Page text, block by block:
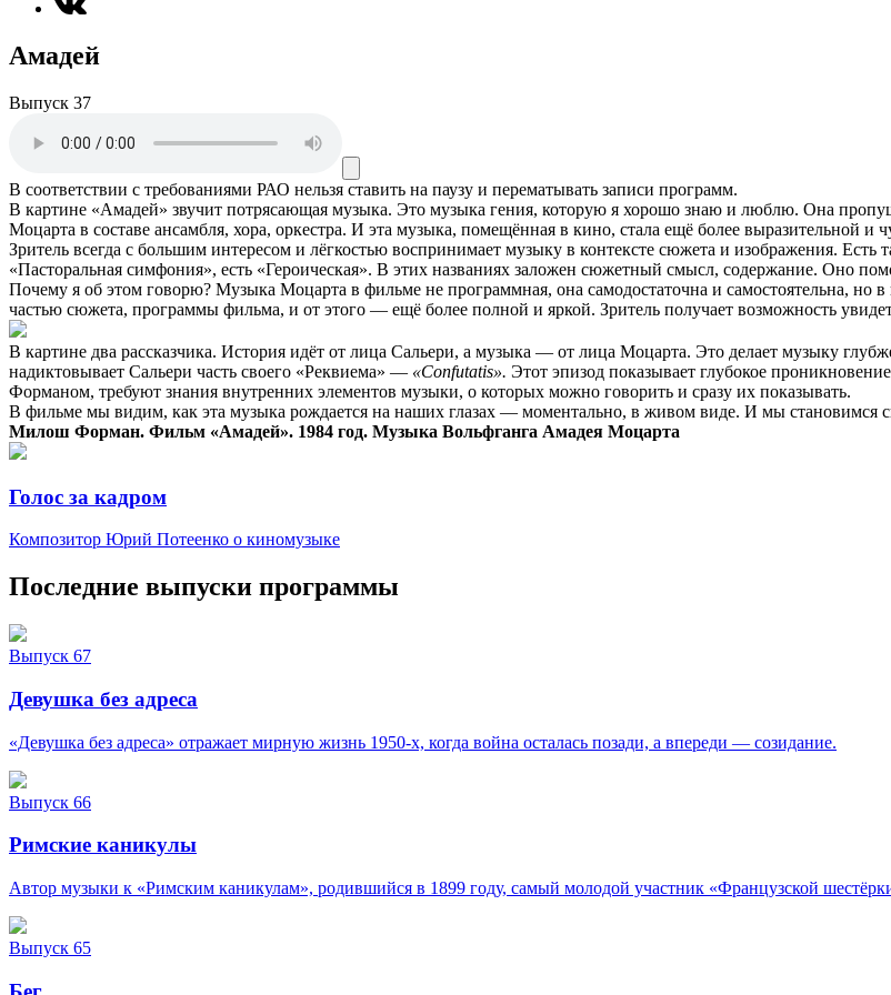
Амадей
Выпуск 37
В соответствии с требованиями РАО нельзя ставить на паузу и перематывать записи программ.
В картине «Амадей» звучит потрясающая музыка. Это музыка гения, которую я хорошо знаю и люблю. Она
Моцарта в составе ансамбля, хора, оркестра. И эта музыка, помещённая в кино, стала ещё более выразительной и
Зритель всегда с большим интересом и лёгкостью воспринимает музыку в контексте сюжета и изображения.
«Пасторальная симфония», есть «Героическая». В этих названиях заложен сюжетный смысл, содержание. Оно
Почему я об этом говорю? Музыка Моцарта в фильме не программная, она самодостаточна и самостоятельна,
частью сюжета, программы фильма, и от этого — ещё более полной и яркой. Зритель получает возможность
В картине два рассказчика. История идёт от лица Сальери, а музыка — от лица Моцарта. Это делает музыку
надиктовывает Сальери часть своего «Реквиема» — «Confutatis». Этот эпизод показывает глубокое
Форманом, требуют знания внутренних элементов музыки, о которых можно говорить и сразу их показывать.
В фильме мы видим, как эта музыка рождается на наших глазах — моментально, в живом виде. И мы становимся
Милош Форман. Фильм «Амадей». 1984 год. Музыка Вольфганга Амадея Моцарта
Голос за кадром
Композитор Юрий Потеенко о киномузыке
Последние выпуски программы
Выпуск 67
Девушка без адреса
«Девушка без адреса» отражает мирную жизнь 1950-х, когда война осталась позади, а впереди — созидание.
Выпуск 66
Римские каникулы
Автор музыки к «Римским каникулам», родившийся в 1899 году, самый молодой участник «Французской
Выпуск 65